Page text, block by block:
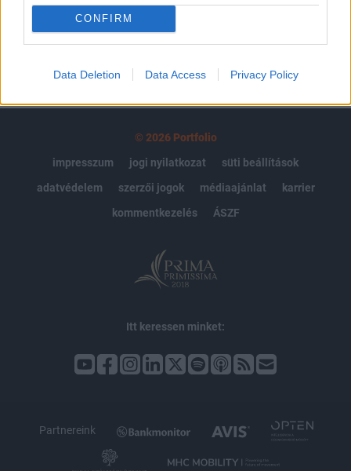
CONFIRM
Data Deletion Data Access Privacy Policy
MÁR ELŐFIZETŐNK VAGY?
© 2026 Portfolio
impresszum
jogi nyilatkozat
süti beállítások
adatvédelem
szerzői jogok médiaajánlat
karrier
kommentkezelés
ÁSZF
Itt keressen minket:
Partnereink